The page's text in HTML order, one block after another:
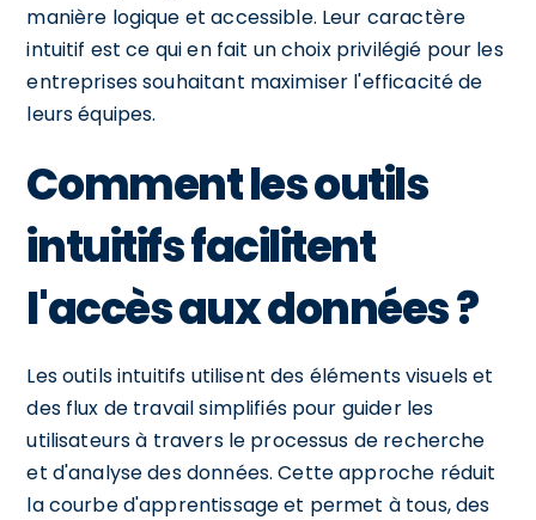
manière logique et accessible. Leur caractère
intuitif est ce qui en fait un choix privilégié pour les
entreprises souhaitant maximiser l'efficacité de
leurs équipes.
Comment les outils
intuitifs facilitent
l'accès aux données ?
Les outils intuitifs utilisent des éléments visuels et
des flux de travail simplifiés pour guider les
utilisateurs à travers le processus de recherche
et d'analyse des données. Cette approche réduit
la courbe d'apprentissage et permet à tous, des